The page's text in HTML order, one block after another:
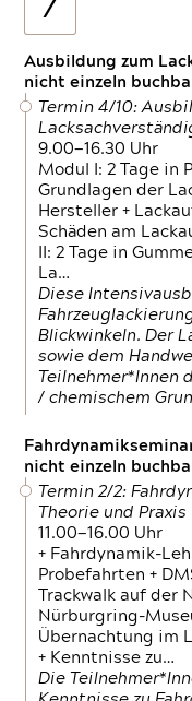
7
Ausbildung zum
nicht einzeln
Termin 4/10:
9.00—16.30 Uhr
Modul I: 2 Tage in
Grundlagen der
Hersteller +
Schäden am
II: 2 Tage in
La…
Diese
Blickwinkeln. Der
sowie dem
Teilnehmer*Innen
/ chemischem
nicht einzeln
Termin 2/2:
Theorie und Praxis
11.00—16.00 Uhr
+ Fahrdynamik-
Probefahrten +
Trackwalk auf der
Nürburgring-
Übernachtung im
+ Kenntnisse zu…
Die